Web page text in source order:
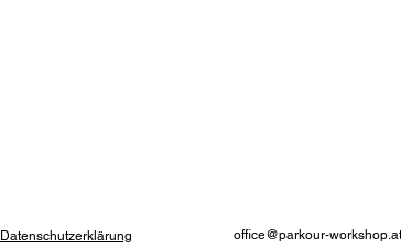
office@parkour-workshop.at
Datenschutzerklärung